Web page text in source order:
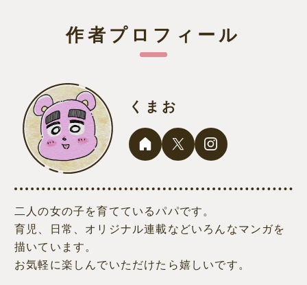
作者プロフィール
くまお
二人の女の子を育てているパパです。
育児、日常、オリジナル連載などいろんなマンガを
描いています。
お気軽に楽しんでいただけたら嬉しいです。